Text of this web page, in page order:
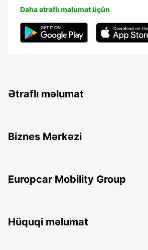
Daha ətraflı məlumat üçün
Ətraflı məlumat
Biznes Mərkəzi
Europcar Mobility Group
Hüquqi məlumat